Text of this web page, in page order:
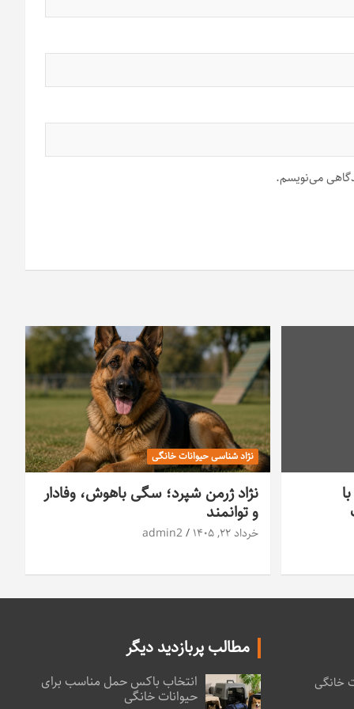
می‌نویسم.
نژاد شناسی حیوانات خانگی
نژاد ژرمن شپرد؛ سگی باهوش، وفادار
و توانمند
خرداد ۲۲, ۱۴۰۵ admin2
خانگی
مطالب پربازدید دیگر
انتخاب باکس حمل مناسب برای
حیوانات خانگی